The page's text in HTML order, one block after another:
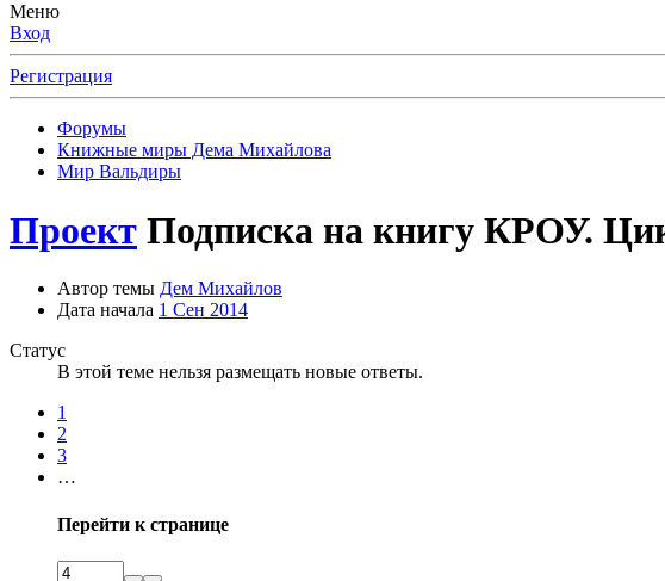
Меню
Вход
Регистрация
Форумы
Книжные миры Дема Михайлова
Мир Вальдиры
Проект Подписка на книгу КРОУ.
Автор темы Дем Михайлов
Дата начала 1 Сен 2014
Статус
В этой теме нельзя размещать новые ответы.
1
2
3
…
Перейти к странице